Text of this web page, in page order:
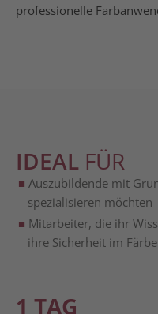
professionelle
IDEAL FÜR
Auszubildende mit
spezialisieren möchten
Mitarbeiter, die ihr
ihre Sicherheit im
1 TAG